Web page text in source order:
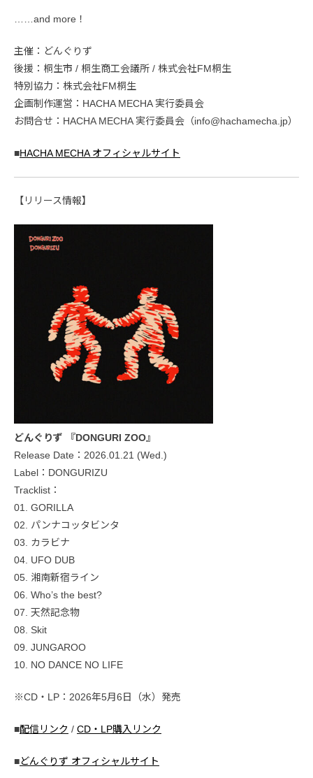
……and more！
主催：どんぐりず
後援：桐生市 / 桐生商工会議所 / 株式会社FM桐生
特別協力：株式会社FM桐生
企画制作運営：HACHA MECHA 実行委員会
お問合せ：HACHA MECHA 実行委員会（info@hachamecha.jp）
■HACHA MECHA オフィシャルサイト
【リリース情報】
どんぐりず 『DONGURI ZOO』
Release Date：2026.01.21 (Wed.)
Label：DONGURIZU
Tracklist：
01. GORILLA
02. パンナコッタビンタ
03. カラビナ
04. UFO DUB
05. 湘南新宿ライン
06. Who’s the best?
07. 天然記念物
08. Skit
09. JUNGAROO
10. NO DANCE NO LIFE
※CD・LP：2026年5月6日（水）発売
■配信リンク / CD・LP購入リンク
■どんぐりず オフィシャルサイト